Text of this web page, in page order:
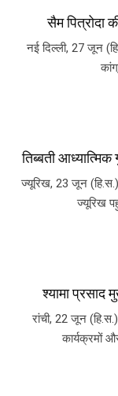
सैम पित्रोदा
नई दिल्ली, 27 जून
तिब्बती
ज्यूरिख, 23 जून
ज्यूरिख
श्यामा प्रसाद
रांची, 22 जून
कार्यक्रमों